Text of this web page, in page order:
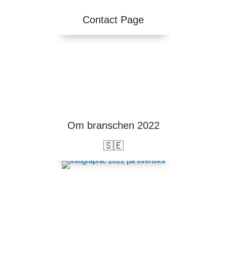
Contact Page
Om branschen 2022
🇸🇪